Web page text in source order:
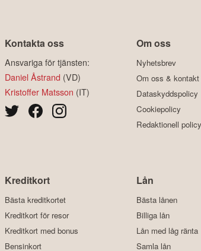
Kontakta oss
Ansvariga för tjänsten:
Daniel Åstrand (VD)
Kristoffer Matsson (IT)
Om oss
Nyhetsbrev
Om oss & kontakt
Dataskyddspolicy
Cookiepolicy
Redaktionell policy
Kreditkort
Bästa kreditkortet
Kreditkort för resor
Kreditkort med bonus
Bensinkort
Lån
Bästa lånen
Billiga lån
Lån med låg ränta
Samla lån